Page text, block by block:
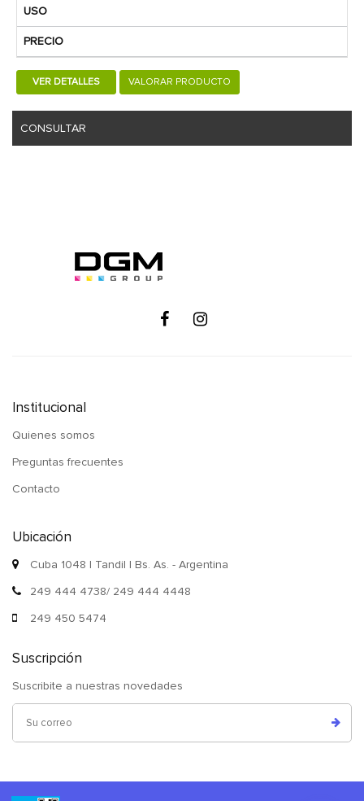
USO
PRECIO
VER DETALLES VALORAR PRODUCTO
CONSULTAR
Institucional
Quienes somos
Preguntas frecuentes
Contacto
Ubicación
Cuba 1048 | Tandil | Bs. As. - Argentina
249 444 4738/ 249 444 4448
249 450 5474
Suscripción
Suscribite a nuestras novedades